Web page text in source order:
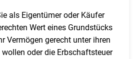
als Eigentümer oder Käufer
Wert eines Grundstücks
Vermögen gerecht unter ihren
oder die Erbschaftsteuer